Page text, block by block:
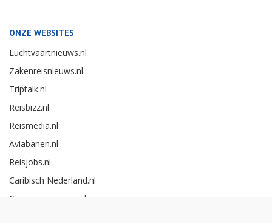
ONZE WEBSITES
Luchtvaartnieuws.nl
Zakenreisnieuws.nl
Triptalk.nl
Reisbizz.nl
Reismedia.nl
Aviabanen.nl
Reisjobs.nl
Caribisch Nederland.nl
Careerexperience.nl